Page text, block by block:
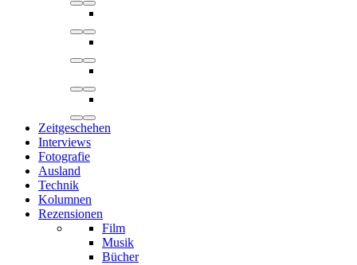
Zeitgeschehen
Interviews
Fotografie
Ausland
Technik
Kolumnen
Rezensionen
Film
Musik
Bücher